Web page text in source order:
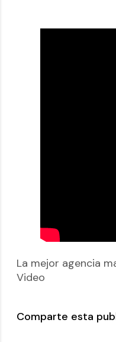
La mejor agencia
Video
Comparte esta